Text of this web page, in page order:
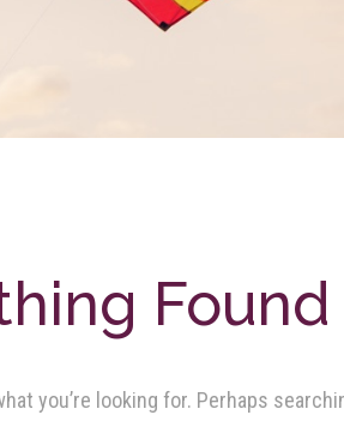
Found
you’re looking for. Perhaps